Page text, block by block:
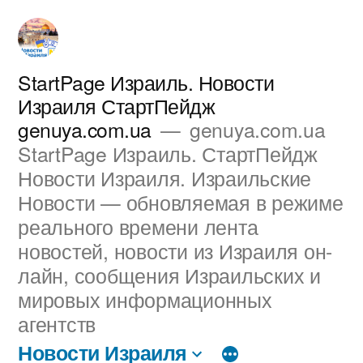
Перейти
содержимому
StartPage Израиль. Новости
Израиля СтартПейдж
genuya.com.ua
genuya.com.ua
StartPage Израиль. СтартПейдж
Новости Израиля. Израильские
Новости — обновляемая в режиме
реального времени лента
новостей, новости из Израиля он-
лайн, сообщения Израильских и
мировых информационных
агентств
Новости Израиля